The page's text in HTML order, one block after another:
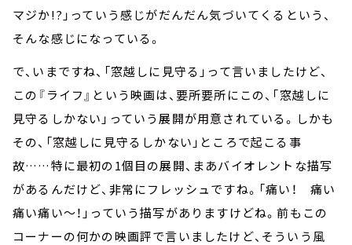
マジか!?」っていう感じがだんだん気づいてくるという、
そんな感じになっている。
で、いまですね、「窓越しに見守る」って言いましたけど、
この『ライフ』という映画は、要所要所にこの、「窓越しに
見守るしかない」っていう展開が用意されている。しかも
その、「窓越しに見守るしかない」ところで起こる事
故……特に最初の1個目の展開、まあバイオレントな描写
があるんだけど、非常にフレッシュですね。「痛い！ 痛い
痛い痛い～！」っていう描写がありますけどね。前もこの
コーナーの何かの映画評で言いましたけど、そういう風